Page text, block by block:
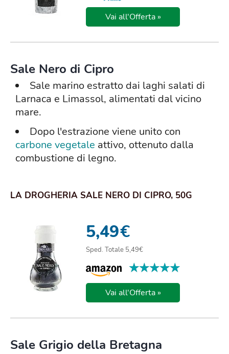
Vai all'Offerta »
Sale Nero di Cipro
Sale marino estratto dai laghi salati di
Larnaca e Limassol, alimentati dal vicino
mare.
Dopo l'estrazione viene unito con
carbone vegetale attivo, ottenuto dalla
combustione di legno.
LA DROGHERIA SALE NERO DI CIPRO, 50G
5,49€
Sped. Totale 5,49€
★★★★★
★★★★★
Vai all'Offerta »
Sale Grigio della Bretagna